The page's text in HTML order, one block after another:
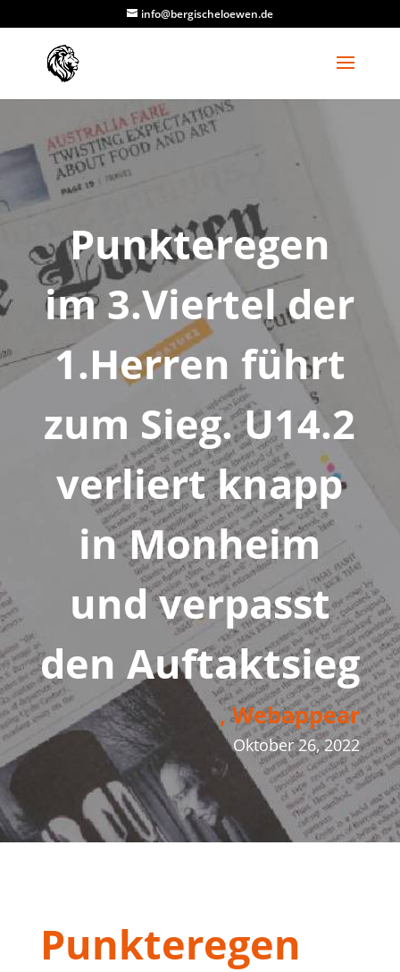
info@bergischeloewen.de
Punkteregen
im 3.Viertel der
1.Herren führt
zum Sieg. U14.2
verliert knapp
in Monheim
und verpasst
den Auftaktsieg
, Webappear
Oktober 26, 2022
Punkteregen